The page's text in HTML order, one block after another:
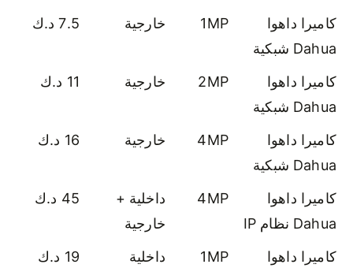
كاميرا داهوا
Dahua شبكية
1MP خارجية 7.5 د.ك
كاميرا داهوا
Dahua شبكية
2MP خارجية 11 د.ك
كاميرا داهوا
Dahua شبكية
4MP خارجية 16 د.ك
كاميرا داهوا
Dahua نظام IP
4MP
داخلية +
خارجية
45 د.ك
كاميرا داهوا
1MP داخلية 19 د.ك